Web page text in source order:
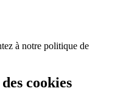
à notre politique de
cookies